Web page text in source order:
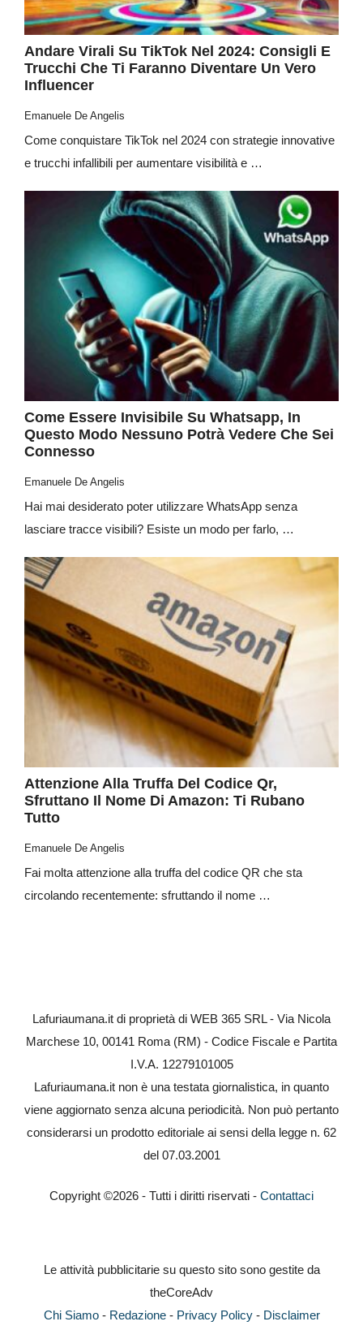
Andare Virali Su TikTok Nel 2024: Consigli E
Trucchi Che Ti Faranno Diventare Un Vero
Influencer
Emanuele De Angelis
Come conquistare TikTok nel 2024 con strategie innovative
e trucchi infallibili per aumentare visibilità e …
Come Essere Invisibile Su Whatsapp, In
Questo Modo Nessuno Potrà Vedere Che Sei
Connesso
Emanuele De Angelis
Hai mai desiderato poter utilizzare WhatsApp senza
lasciare tracce visibili? Esiste un modo per farlo, …
Attenzione Alla Truffa Del Codice Qr,
Sfruttano Il Nome Di Amazon: Ti Rubano
Tutto
Emanuele De Angelis
Fai molta attenzione alla truffa del codice QR che sta
circolando recentemente: sfruttando il nome …
Lafuriaumana.it di proprietà di WEB 365 SRL - Via Nicola
Marchese 10, 00141 Roma (RM) - Codice Fiscale e Partita
I.V.A. 12279101005
Lafuriaumana.it non è una testata giornalistica, in quanto
viene aggiornato senza alcuna periodicità. Non può pertanto
considerarsi un prodotto editoriale ai sensi della legge n. 62
del 07.03.2001
Copyright ©2026 - Tutti i diritti riservati - Contattaci
Le attività pubblicitarie su questo sito sono gestite da
theCoreAdv
Chi Siamo- Redazione- Privacy Policy- Disclaimer